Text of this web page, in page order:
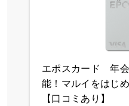
エポスカード 年
能！マルイをはじ
【口コミあり】